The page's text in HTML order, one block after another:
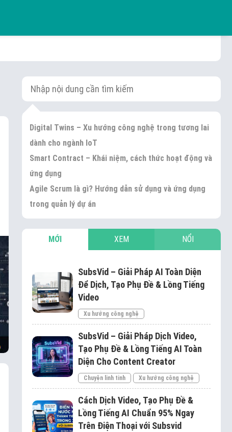
Digital Twins – Xu hướng công nghệ trong tương lai
dành cho ngành IoT
Smart Contract – Khái niệm, cách thức hoạt động và
ứng dụng
Agile Scrum là gì? Hướng dẫn sử dụng và ứng dụng
trong quản lý dự án
MỚI XEM NỔI
SubsVid – Giải Pháp AI Toàn Diện
Để Dịch, Tạo Phụ Đề & Lồng Tiếng
Video
Xu hướng công nghệ
SubsVid – Giải Pháp Dịch Video,
Tạo Phụ Đề & Lồng Tiếng AI Toàn
Diện Cho Content Creator
Chuyện linh tinh Xu hướng công nghệ
Cách Dịch Video, Tạo Phụ Đề &
Lồng Tiếng AI Chuẩn 95% Ngay
Trên Điện Thoại với Subsvid